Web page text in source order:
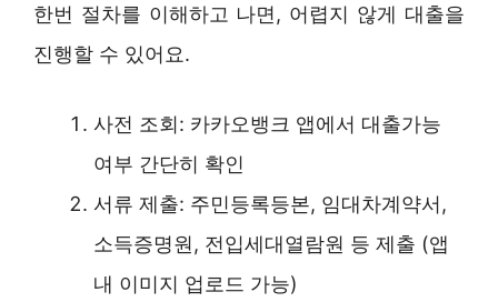
한번 절차를 이해하고 나면, 어렵지 않게 대출을
진행할 수 있어요.
사전 조회: 카카오뱅크 앱에서 대출가능
여부 간단히 확인
서류 제출: 주민등록등본, 임대차계약서,
소득증명원, 전입세대열람원 등 제출 (앱
내 이미지 업로드 가능)